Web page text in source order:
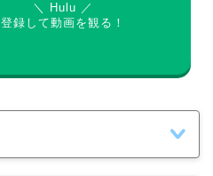
＼ Hulu ／
登録して動画を観る！